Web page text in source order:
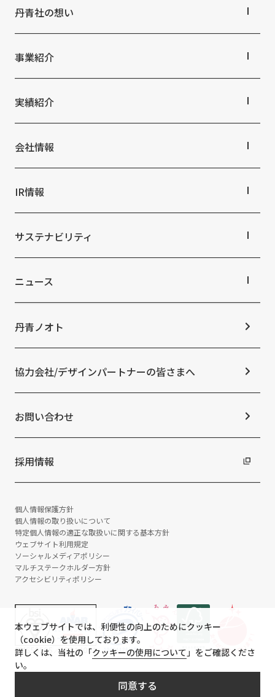
丹青社の想い
トップメッセージ
私たちの未来ビジョン2046
事業紹介
対応領域
提供サービス・ソリューション一覧
実績紹介
商業空間
パブリック空間
ビジネス空間
文化空間
会社情報
会社概要
拠点・グループ会社
オフィス紹介
IR情報
株主・投資家の皆さまへ
中期経営計画
IRライブラリ
コーポレートガバナンス
IRニュース
よくあるご質問
サステナビリティ
トップコミットメント
マテリアリティ
ESGの取り組み：E（環境）
ESGの取り組み：S（社会）
ESGの取り組み：G（ガバナンス）
統合報告書
サステナビリティデータ
ニュース
お知らせ
ニュースリリース
丹青ノオト
協力会社/デザインパートナーの皆さまへ
お問い合わせ
採用情報
個人情報保護方針
個人情報の取り扱いについて
特定個人情報の適正な取扱いに関する基本方針
ウェブサイト利用規定
ソーシャルメディアポリシー
マルチステークホルダー方針
アクセシビリティポリシー
本ウェブサイトでは、利便性の向上のためにクッキー
（cookie）を使用しております。
詳しくは、当社の「クッキーの使用について」をご確認くださ
い。
同意する